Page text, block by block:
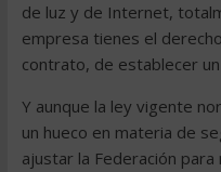
de luz y de Internet,
empresa tienes el
contrato, de establecer
Y aunque la ley vigente
un hueco en materia de
ajustar la Federación